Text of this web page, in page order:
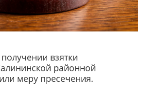
взятки
районной
меру пресечения.